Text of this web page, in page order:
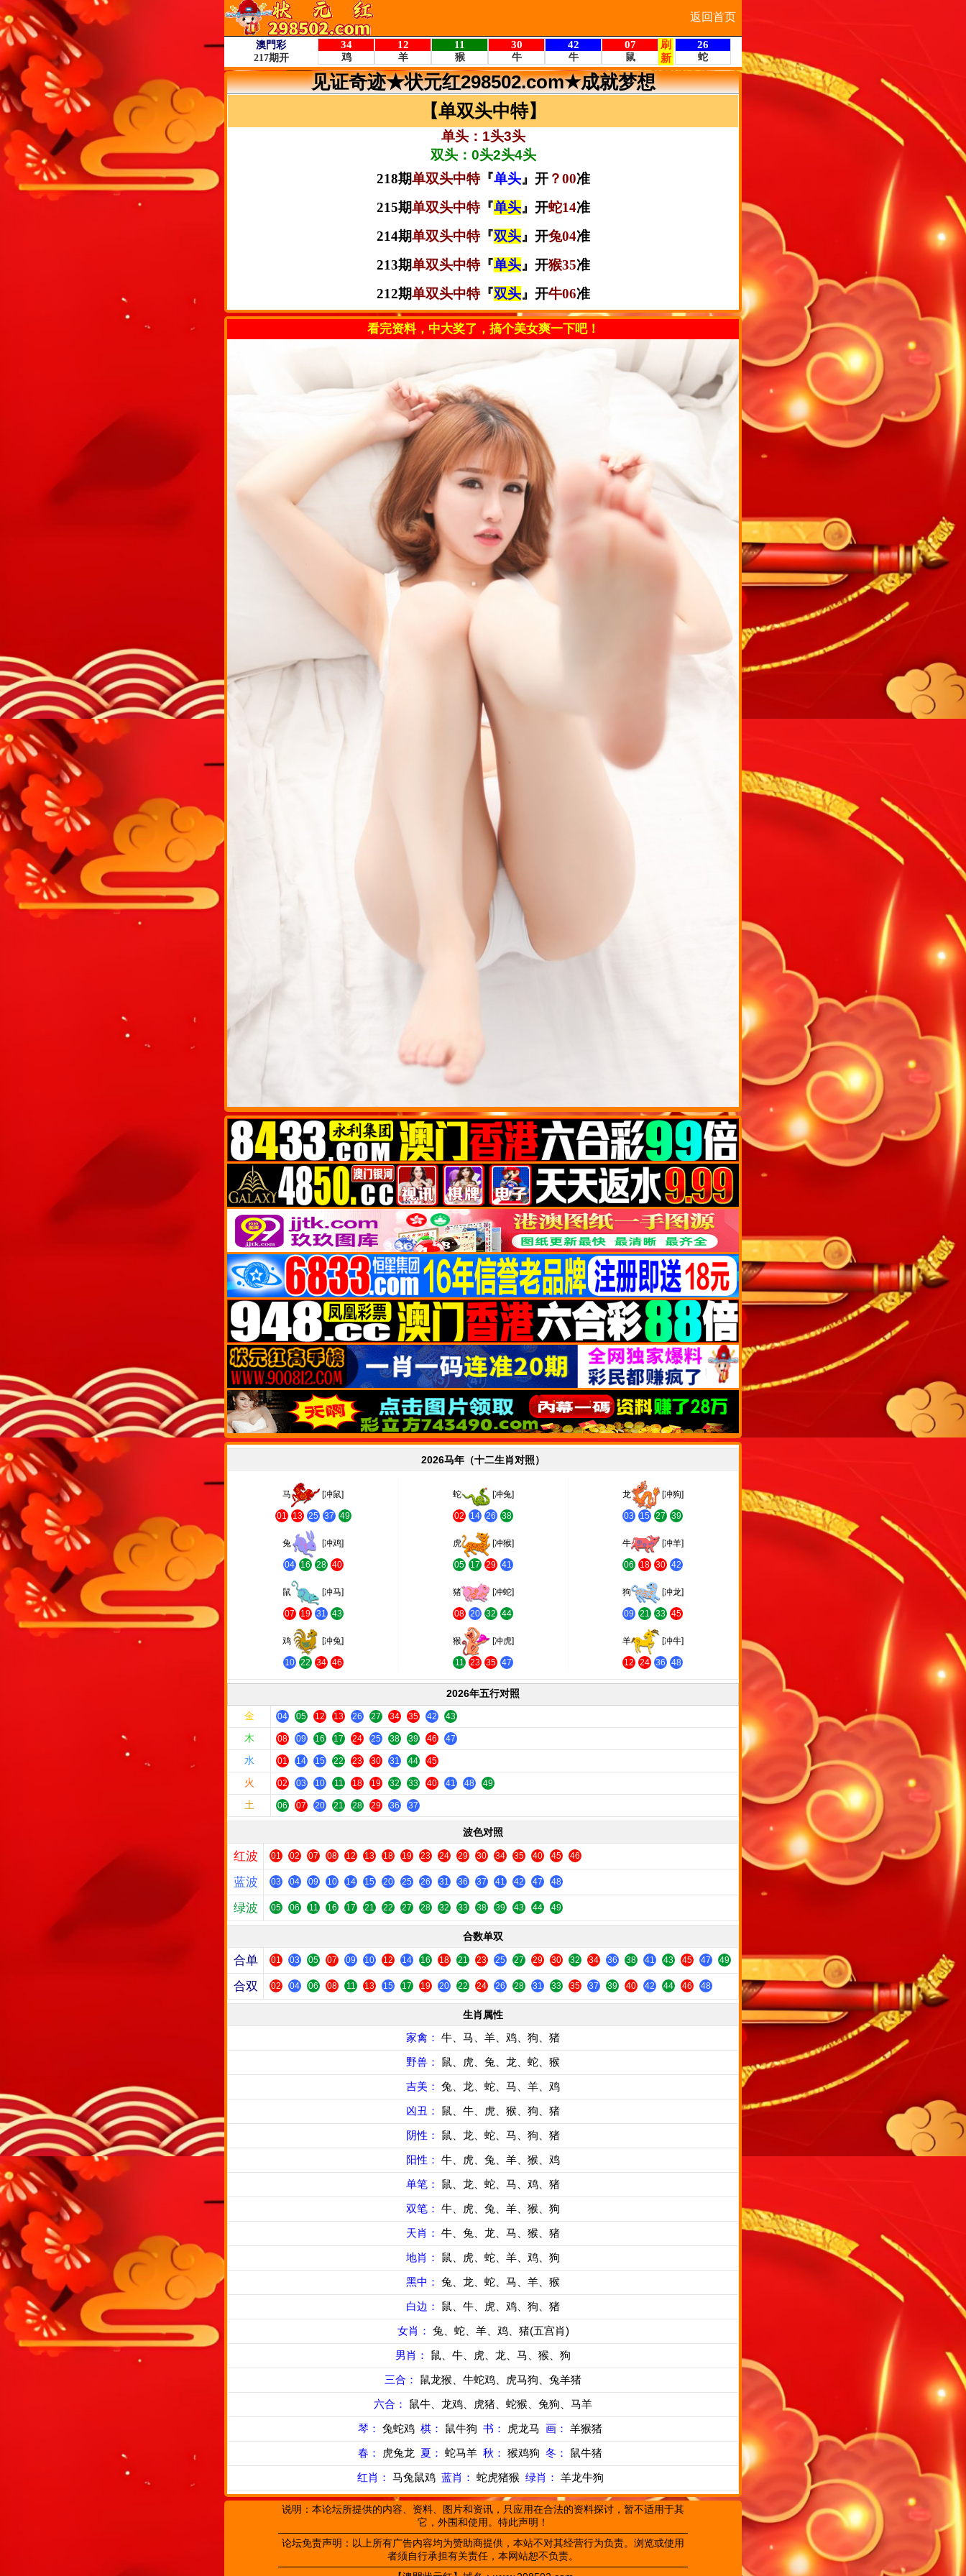
返回首页
见证奇迹★状元红298502.com★成就梦想
【单双头中特】
单头：1头3头
双头：0头2头4头
218期单双头中特『单头』开？00准
215期单双头中特『单头』开蛇14准
214期单双头中特『双头』开兔04准
213期单双头中特『单头』开猴35准
212期单双头中特『双头』开牛06准
看完资料，中大奖了，搞个美女爽一下吧！
2026马年（十二生肖对照）
马 [冲鼠]
01 13 25 37 49
蛇 [冲兔]
02 14 26 38
龙 [冲狗]
03 15 27 39
兔 [冲鸡]
04 16 28 40
虎 [冲猴]
05 17 29 41
牛 [冲羊]
06 18 30 42
鼠 [冲马]
07 19 31 43
猪 [冲蛇]
08 20 32 44
狗 [冲龙]
09 21 33 45
鸡 [冲兔]
10 22 34 46
猴 [冲虎]
11 23 35 47
羊 [冲牛]
12 24 36 48
2026年五行对照
金
04 05 12 13 26 27 34 35 42 43
木 08 09 16 17 24 25 38 39 46 47
水 01 14 15 22 23 30 31 44 45
火 02 03 10 11 18 19 32 33 40 41 48 49
土 06 07 20 21 28 29 36 37
波色对照
红波 01 02 07 08 12 13 18 19 23 24 29 30 34 35 40 45 46
蓝波 03 04 09 10 14 15 20 25 26 31 36 37 41 42 47 48
绿波 05 06 11 16 17 21 22 27 28 32 33 38 39 43 44 49
合数单双
合单 01 03 05 07 09 10 12 14 16 18 21 23 25 27 29 30 32 34 36 38 41 43 45 47 49
合双 02 04 06 08 11 13 15 17 19 20 22 24 26 28 31 33 35 37 39 40 42 44 46 48
生肖属性
家禽： 牛、马、羊、鸡、狗、猪
野兽： 鼠、虎、兔、龙、蛇、猴
吉美： 兔、龙、蛇、马、羊、鸡
凶丑： 鼠、牛、虎、猴、狗、猪
阴性： 鼠、龙、蛇、马、狗、猪
阳性： 牛、虎、兔、羊、猴、鸡
单笔： 鼠、龙、蛇、马、鸡、猪
双笔： 牛、虎、兔、羊、猴、狗
天肖： 牛、兔、龙、马、猴、猪
地肖： 鼠、虎、蛇、羊、鸡、狗
黑中： 兔、龙、蛇、马、羊、猴
白边： 鼠、牛、虎、鸡、狗、猪
女肖： 兔、蛇、羊、鸡、猪(五宫肖)
男肖： 鼠、牛、虎、龙、马、猴、狗
三合： 鼠龙猴、牛蛇鸡、虎马狗、兔羊猪
六合： 鼠牛、龙鸡、虎猪、蛇猴、兔狗、马羊
琴： 兔蛇鸡 棋： 鼠牛狗 书： 虎龙马 画： 羊猴猪
春：
虎兔龙 夏： 蛇马羊 秋： 猴鸡狗 冬： 鼠牛猪
红肖： 马兔鼠鸡 蓝肖： 蛇虎猪猴 绿肖： 羊龙牛狗
说明：本论坛所提供的内容、资料、图片和资讯，只应用在合法的资料探讨，暂不适用于其
它，外围和使用。特此声明！
论坛免责声明：以上所有广告内容均为赞助商提供，本站不对其经营行为负责。浏览或使用
者须自行承担有关责任，本网站恕不负责。